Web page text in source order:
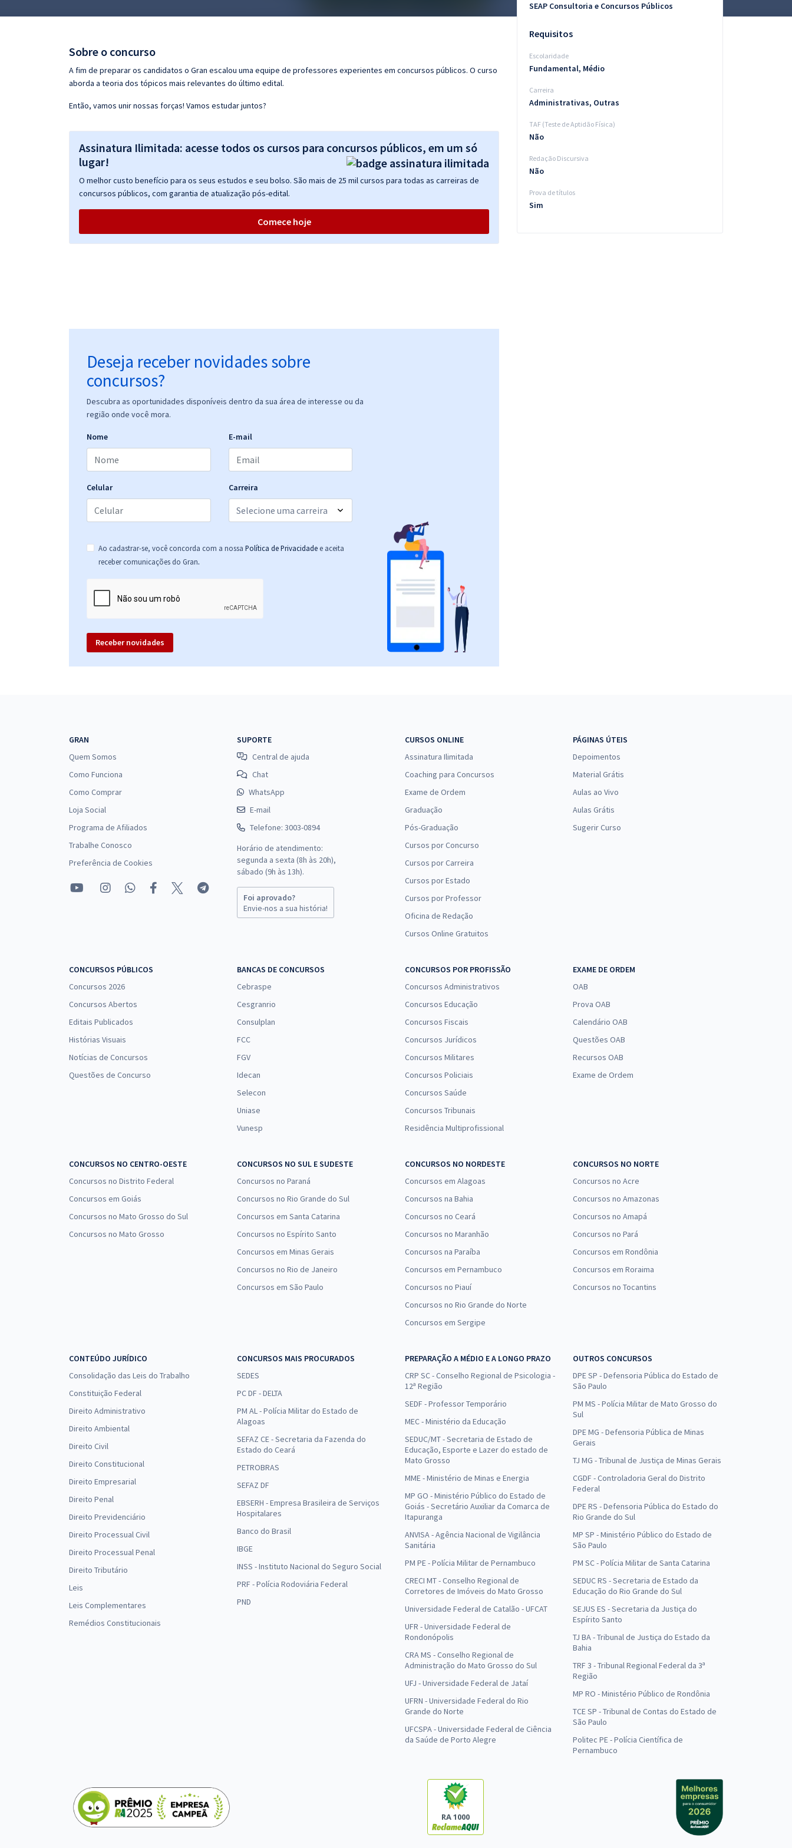
Conteúdo gratuito
Sobre o concurso
A fim de preparar os candidatos o Gran escalou uma equipe de professores experientes em concursos públicos. O curso
aborda a teoria dos tópicos mais relevantes do último edital.
Então, vamos unir nossas forças! Vamos estudar juntos?
Assinatura Ilimitada: acesse todos os cursos para concursos públicos, em um só
lugar!
O melhor custo benefício para os seus estudos e seu bolso. São mais de 25 mil cursos para todas as carreiras de
concursos públicos, com garantia de atualização pós-edital.
Comece hoje
Deseja receber novidades sobre
concursos?
Descubra as oportunidades disponíveis dentro da sua área de interesse ou da
região onde você mora.
Nome E-mail
Celular Carreira
Ao cadastrar-se, você concorda com a nossa Política de Privacidade e aceita
receber comunicações do Gran.
Receber novidades
SEAP Consultoria e Concursos Públicos
Requisitos
Escolaridade
Fundamental, Médio
Carreira
Administrativas, Outras
TAF (Teste de Aptidão Física)
Não
Redação Discursiva
Não
Prova de títulos
Sim
GRAN
Quem Somos
Como Funciona
Como Comprar
Loja Social
Programa de Afiliados
Trabalhe Conosco
Preferência de Cookies
SUPORTE
Central de ajuda
Chat
WhatsApp
E-mail
Telefone: 3003-0894
Horário de atendimento:
segunda a sexta (8h às 20h),
sábado (9h às 13h).
Foi aprovado?
Envie-nos a sua história!
CURSOS ONLINE
Assinatura Ilimitada
Coaching para Concursos
Exame de Ordem
Graduação
Pós-Graduação
Cursos por Concurso
Cursos por Carreira
Cursos por Estado
Cursos por Professor
Oficina de Redação
Cursos Online Gratuitos
PÁGINAS ÚTEIS
Depoimentos
Material Grátis
Aulas ao Vivo
Aulas Grátis
Sugerir Curso
CONCURSOS PÚBLICOS
Concursos 2026
Concursos Abertos
Editais Publicados
Histórias Visuais
Notícias de Concursos
Questões de Concurso
BANCAS DE CONCURSOS
Cebraspe
Cesgranrio
Consulplan
FCC
FGV
Idecan
Selecon
Uniase
Vunesp
CONCURSOS POR PROFISSÃO
Concursos Administrativos
Concursos Educação
Concursos Fiscais
Concursos Jurídicos
Concursos Militares
Concursos Policiais
Concursos Saúde
Concursos Tribunais
Residência Multiprofissional
EXAME DE ORDEM
OAB
Prova OAB
Calendário OAB
Questões OAB
Recursos OAB
Exame de Ordem
CONCURSOS NO CENTRO-OESTE
Concursos no Distrito Federal
Concursos em Goiás
Concursos no Mato Grosso do Sul
Concursos no Mato Grosso
CONCURSOS NO SUL E SUDESTE
Concursos no Paraná
Concursos no Rio Grande do Sul
Concursos em Santa Catarina
Concursos no Espírito Santo
Concursos em Minas Gerais
Concursos no Rio de Janeiro
Concursos em São Paulo
CONCURSOS NO NORDESTE
Concursos em Alagoas
Concursos na Bahia
Concursos no Ceará
Concursos no Maranhão
Concursos na Paraíba
Concursos em Pernambuco
Concursos no Piauí
Concursos no Rio Grande do Norte
Concursos em Sergipe
CONCURSOS NO NORTE
Concursos no Acre
Concursos no Amazonas
Concursos no Amapá
Concursos no Pará
Concursos em Rondônia
Concursos em Roraima
Concursos no Tocantins
CONTEÚDO JURÍDICO
Consolidação das Leis do Trabalho
Constituição Federal
Direito Administrativo
Direito Ambiental
Direito Civil
Direito Constitucional
Direito Empresarial
Direito Penal
Direito Previdenciário
Direito Processual Civil
Direito Processual Penal
Direito Tributário
Leis
Leis Complementares
Remédios Constitucionais
CONCURSOS MAIS PROCURADOS
SEDES
PC DF - DELTA
PM AL - Polícia Militar do Estado de
Alagoas
SEFAZ CE - Secretaria da Fazenda do
Estado do Ceará
PETROBRAS
SEFAZ DF
EBSERH - Empresa Brasileira de Serviços
Hospitalares
Banco do Brasil
IBGE
INSS - Instituto Nacional do Seguro Social
PRF - Polícia Rodoviária Federal
PND
PREPARAÇÃO A MÉDIO E A LONGO PRAZO
CRP SC - Conselho Regional de Psicologia -
12ª Região
SEDF - Professor Temporário
MEC - Ministério da Educação
SEDUC/MT - Secretaria de Estado de
Educação, Esporte e Lazer do estado de
Mato Grosso
MME - Ministério de Minas e Energia
MP GO - Ministério Público do Estado de
Goiás - Secretário Auxiliar da Comarca de
Itapuranga
ANVISA - Agência Nacional de Vigilância
Sanitária
PM PE - Polícia Militar de Pernambuco
CRECI MT - Conselho Regional de
Corretores de Imóveis do Mato Grosso
Universidade Federal de Catalão - UFCAT
UFR - Universidade Federal de
Rondonópolis
CRA MS - Conselho Regional de
Administração do Mato Grosso do Sul
UFJ - Universidade Federal de Jataí
UFRN - Universidade Federal do Rio
Grande do Norte
UFCSPA - Universidade Federal de Ciência
da Saúde de Porto Alegre
OUTROS CONCURSOS
DPE SP - Defensoria Pública do Estado de
São Paulo
PM MS - Polícia Militar de Mato Grosso do
Sul
DPE MG - Defensoria Pública de Minas
Gerais
TJ MG - Tribunal de Justiça de Minas Gerais
CGDF - Controladoria Geral do Distrito
Federal
DPE RS - Defensoria Pública do Estado do
Rio Grande do Sul
MP SP - Ministério Público do Estado de
São Paulo
PM SC - Polícia Militar de Santa Catarina
SEDUC RS - Secretaria de Estado da
Educação do Rio Grande do Sul
SEJUS ES - Secretaria da Justiça do
Espírito Santo
TJ BA - Tribunal de Justiça do Estado da
Bahia
TRF 3 - Tribunal Regional Federal da 3ª
Região
MP RO - Ministério Público de Rondônia
TCE SP - Tribunal de Contas do Estado de
São Paulo
Politec PE - Polícia Científica de
Pernambuco
RA 1000